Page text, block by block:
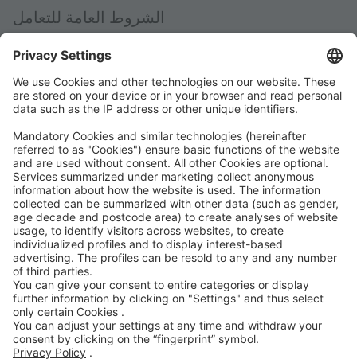
الشروط العامة للتعامل
Code of Conduct
Accessibility Statement
شركة ROWE على وسائل التواصل الاجتماعي
معتمد من جانب
نحن نقدم الدعم